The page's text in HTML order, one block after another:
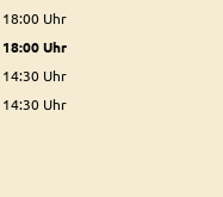
Von 09:30 bis 18:00 Uhr
18:00Uhr
Von 09:30 bis 18:00 Uhr
18:00Uhr
Von 09:30 bis 18:00 Uhr
14:30Uhr
Von 09:30 bis 14:30 Uhr
14:30Uhr